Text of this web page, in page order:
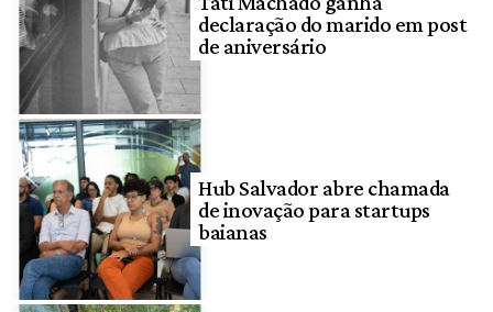
declaração do marido em post
de aniversário
Hub Salvador abre chamada
de inovação para startups
baianas